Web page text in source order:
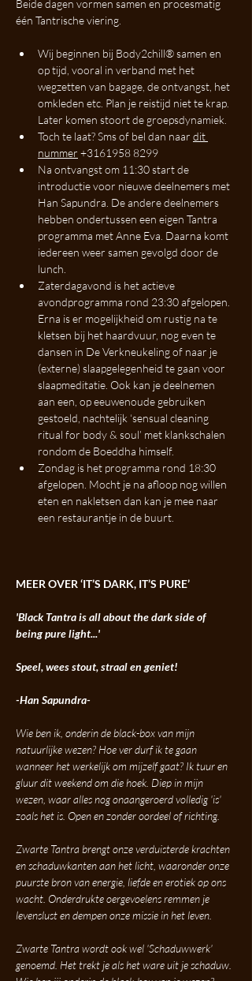
Beide dagen vormen samen en procesmatig
één Tantrische viering.
Wij beginnen bij Body2chill® samen en
op tijd, vooral in verband met het
wegzetten van bagage, de ontvangst, het
omkleden etc. Plan je reistijd niet te krap.
Later komen stoort de groepsdynamiek.
Toch te laat? Sms of bel dan naar dit
nummer +3161958 8299‬
Na ontvangst om 11:30 start de
introductie voor nieuwe deelnemers met
Han Sapundra. De andere deelnemers
hebben ondertussen een eigen Tantra
programma met Anne Eva. Daarna komt
iedereen weer samen gevolgd door de
lunch.
Zaterdagavond is het actieve
avondprogramma rond 23:30 afgelopen.
Erna is er mogelijkheid om rustig na te
kletsen bij het haardvuur, nog even te
dansen in De Verkneukeling of naar je
(externe) slaapgelegenheid te gaan voor
slaapmeditatie. Ook kan je deelnemen
aan een, op eeuwenoude gebruiken
gestoeld, nachtelijk ‘sensual cleaning
ritual for body & soul’ met klankschalen
rondom de Boeddha himself.
Zondag is het programma rond 18:30
afgelopen. Mocht je na afloop nog willen
eten en nakletsen dan kan je mee naar
een restaurantje in de buurt.
MEER OVER ‘IT’S DARK, IT’S PURE’
'Black Tantra is all about the dark side of
being pure light...'
Speel, wees stout, straal en geniet!
-Han Sapundra-
Wie ben ik, onderin de black-box van mijn
natuurlijke wezen? Hoe ver durf ik te gaan
wanneer het werkelijk om mijzelf gaat? Ik tuur en
gluur dit weekend om die hoek. Diep in mijn
wezen, waar alles nog onaangeroerd volledig 'is'
zoals het is. Open en zonder oordeel of richting.
Zwarte Tantra brengt onze verduisterde krachten
en schaduwkanten aan het licht, waaronder onze
puurste bron van energie, liefde en erotiek op ons
wacht. Onderdrukte oergevoelens remmen je
levenslust en dempen onze missie in het leven.
Zwarte Tantra wordt ook wel 'Schaduwwerk'
genoemd. Het trekt je als het ware uit je schaduw.